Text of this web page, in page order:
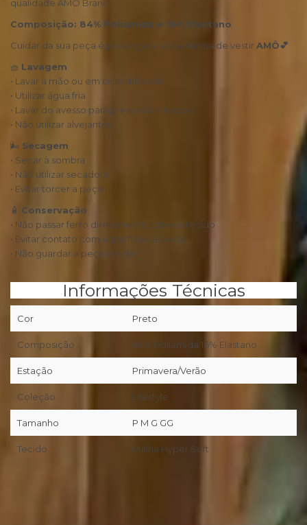
qualidade AMÔ Brand.
Composição: 84% Poliamida e 16% Elastano
Cuidar da sua peça é prolongar a experiência de vestirAMÔ💕
🧺 Lavagem
• Lavar à mão ou em ciclo delicado
• Utilizar água fria
• Lavar do avesso para preservar o tecido
• Não utilizar alvejantes
🌬 Secagem
• Secar à sombra
• Não utilizar secadora
• Evitar torcer a peça
🧴 Conservação
• Não passar ferro diretamente sobre o tecido
• Evitar contato com superfícies ásperas
• Não guardar a peça úmida
Informações Técnicas
Cor Preto
Composição 84% Poliamida 16% Elastano
Estação Primavera/Verão
Coleção Lifestyle
Tamanho P M G GG
Tecido Malha Hyper Soft